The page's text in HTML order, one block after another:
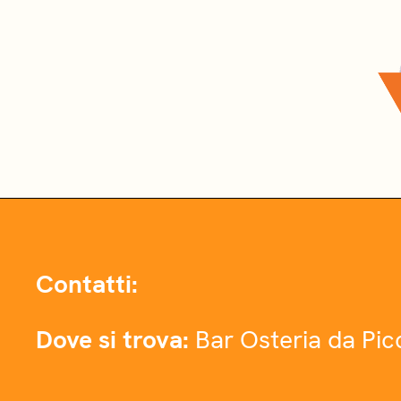
Contatti:
Dove si trova: Bar Osteria da